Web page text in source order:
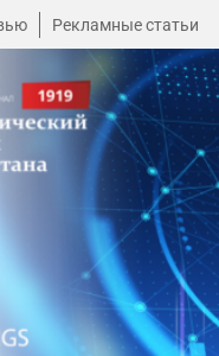
Рекламные статьи